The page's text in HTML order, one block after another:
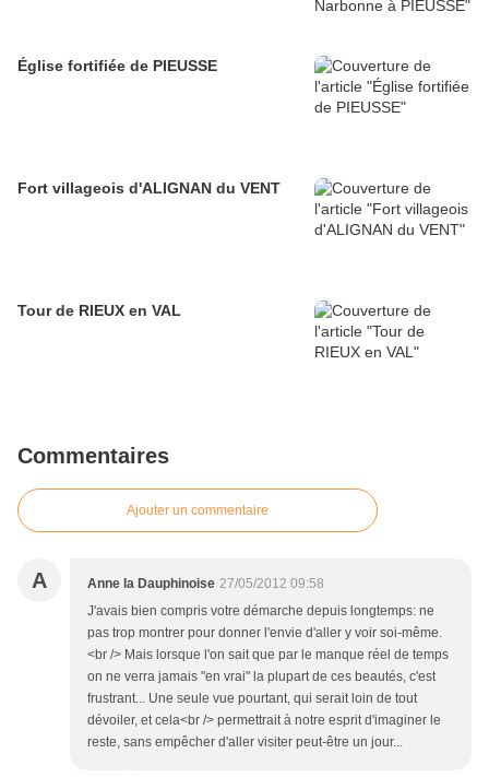
Église fortifiée de PIEUSSE
Fort villageois d'ALIGNAN du VENT
Tour de RIEUX en VAL
Commentaires
Ajouter un commentaire
A Anne la Dauphinoise 27/05/2012 09:58
J'avais bien compris votre démarche depuis longtemps: ne
pas trop montrer pour donner l'envie d'aller y voir soi-même.
<br /> Mais lorsque l'on sait que par le manque réel de temps
on ne verra jamais "en vrai" la plupart de ces beautés, c'est
frustrant... Une seule vue pourtant, qui serait loin de tout
dévoiler, et cela<br /> permettrait à notre esprit d'imaginer le
reste, sans empêcher d'aller visiter peut-être un jour...